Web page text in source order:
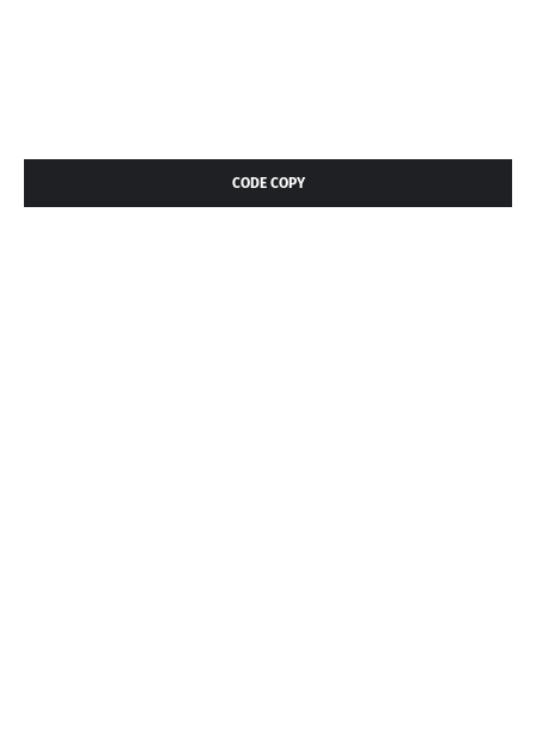
CODE COPY